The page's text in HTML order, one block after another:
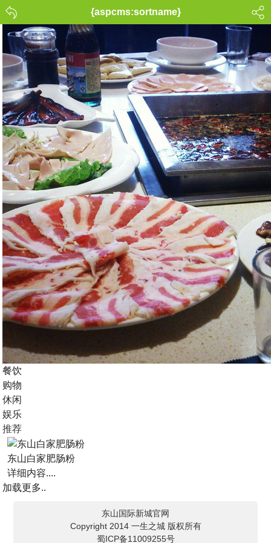
{aspcms:sortname}
餐饮
购物
休闲
娱乐
推荐
东山白家肥肠粉
详细内容....
加载更多..
东山国际新城官网
Copyright 2014 一生之城 版权所有
蜀ICP备11009255号